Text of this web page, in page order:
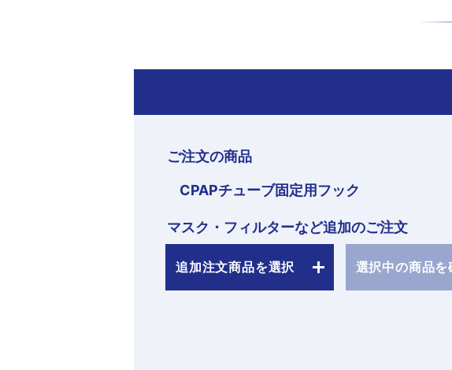
ご注文の商品
CPAPチューブ固定用フック
マスク・フィルターなど追加のご注文
追加注文商品を選択 選択中の商品を